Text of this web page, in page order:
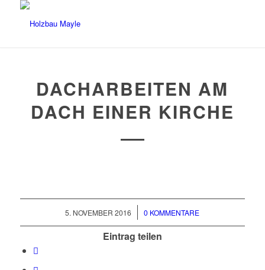
DACHARBEITEN AM
DACH EINER KIRCHE
5. NOVEMBER 2016
/ 0 KOMMENTARE
Eintrag teilen